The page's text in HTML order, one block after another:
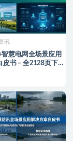
讯
慧电网全场景应用
皮书 – 全2128页下